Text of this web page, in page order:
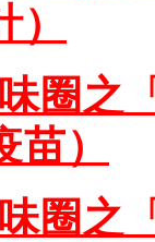
圈之
）
圈之